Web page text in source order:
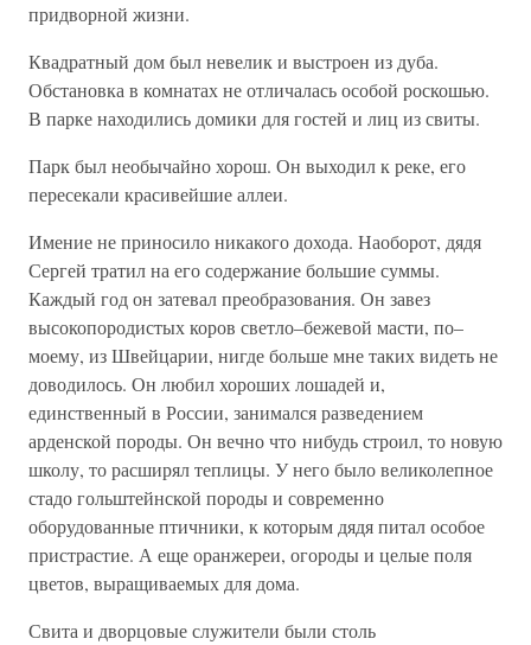
придворной жизни.
Квадратный дом был невелик и выстроен из дуба.
Обстановка в комнатах не отличалась особой роскошью.
В парке находились домики для гостей и лиц из свиты.
Парк был необычайно хорош. Он выходил к реке, его
пересекали красивейшие аллеи.
Имение не приносило никакого дохода. Наоборот, дядя
Сергей тратил на его содержание большие суммы.
Каждый год он затевал преобразования. Он завез
высокопородистых коров светло–бежевой масти, по–
моему, из Швейцарии, нигде больше мне таких видеть не
доводилось. Он любил хороших лошадей и,
единственный в России, занимался разведением
арденской породы. Он вечно что нибудь строил, то новую
школу, то расширял теплицы. У него было великолепное
стадо гольштейнской породы и современно
оборудованные птичники, к которым дядя питал особое
пристрастие. А еще оранжереи, огороды и целые поля
цветов, выращиваемых для дома.
Свита и дворцовые служители были столь